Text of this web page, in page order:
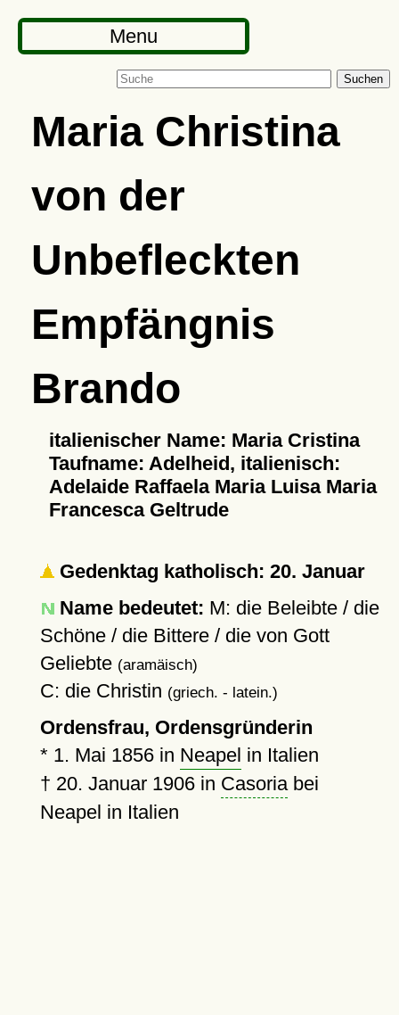
Menu
Suchen
Maria Christina
von der
Unbefleckten
Empfängnis
Brando
italienischer Name: Maria Cristina
Taufname: Adelheid, italienisch:
Adelaide Raffaela Maria Luisa Maria
Francesca Geltrude
Gedenktag katholisch: 20. Januar
Name bedeutet: M: die Beleibte / die
Schöne / die Bittere / die von Gott
Geliebte (aramäisch)
C: die Christin (griech. - latein.)
Ordensfrau, Ordensgründerin
* 1. Mai 1856in Neapel in Italien
† 20. Januar 1906in Casoriabei
Neapel in Italien